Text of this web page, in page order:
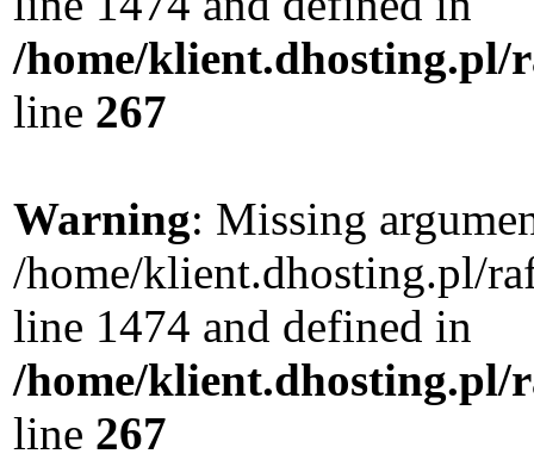
/home/klient.dhosting.pl/
line 267
Warning: Missing
/home/klient.dhosting.pl/
line 1474 and defined in
/home/klient.dhosting.pl/
line 267